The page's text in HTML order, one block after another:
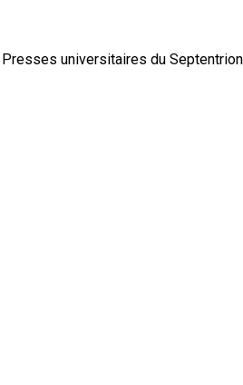
universitaires du